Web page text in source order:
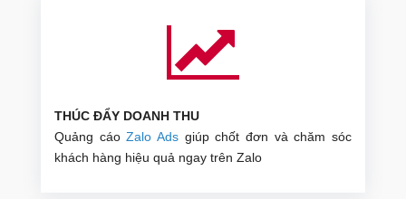
THÚC ĐẨY DOANH THU
Quảng cáoZalo Ads giúp chốt đơn và chăm sóc
khách hàng hiệu quả ngay trên Zalo